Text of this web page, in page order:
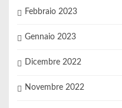
Febbraio 2023
Gennaio 2023
Dicembre 2022
Novembre 2022